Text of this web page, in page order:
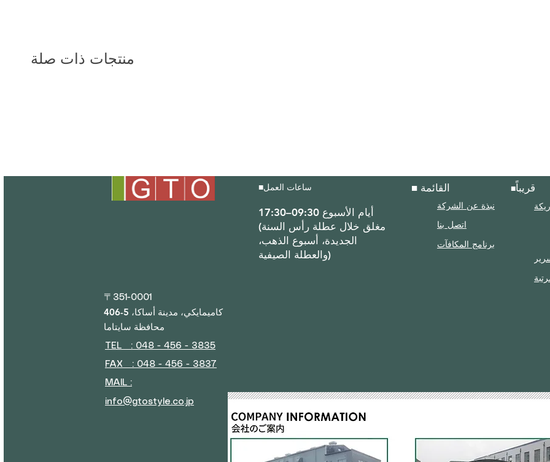
منتجات ذات صلة
■
أيام الأسبوع 09:30–17:30
(مغلق خلال عطلة رأس السنة
الجديدة، أسبوع الذهب،
والعطلة الصيفية)
■ القائمة
نبذة عن الشركة
اتصل بنا
برنامج المكافآت
■قريباً
〒351-0001
406-5 كاميمايكي، مدينة أساكا،
محافظة سايتاما
TEL : 048 - 456 - 3835​
FAX : 048 - 456 - 3837
MAIL :
info@gtostyle.co.jp